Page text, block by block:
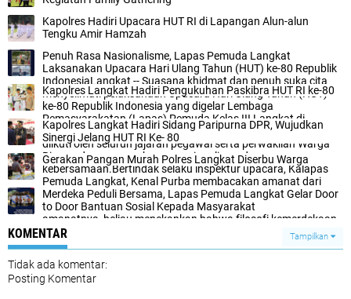
Kapolres Hadiri Upacara HUT RI di Lapangan Alun-alun
Tengku Amir Hamzah
Penuh Rasa Nasionalisme, Lapas Pemuda Langkat
Laksanakan Upacara Hari Ulang Tahun (HUT) ke-80 Republik
IndonesiaLangkat -- Suasana khidmat dan penuh suka cita
menyelimuti pelaksanaan Upacara Hari Ulang Tahun (HUT)
ke-80 Republik Indonesia yang digelar Lembaga
Pemasyarakatan (Lapas) Pemuda Kelas III Langkat di
Lapangan Gedung II, Minggu (17/08/2025). Upacara ini
diikuti oleh seluruh jajaran pegawai serta perwakilan Warga
Binaan dengan penuh rasa nasionalisme dan
kebersamaan.Bertindak selaku inspektur upacara, Kalapas
Pemuda Langkat, Kenal Purba membacakan amanat dari
Menteri Koordinator Bidang Hukum, Hak Asasi Manusia,
Imigrasi, dan Pemasyarakatan, Yusril Ihza Mahendra. Dalam
amanatnya, beliau menekankan bahwa filosofi kemerdekaan
bagi jajaran Kementerian terkait adalah memberikan
pelayanan terbaik tanpa diskriminasi, menjamin akses
pelayanan keimigrasian, serta memastikan sistem
pemasyarakatan yang manusiawi.Kemerdekaan,
Kapolres Langkat Hadiri Pengukuhan Paskibra HUT RI ke-80
Kapolres Langkat Hadiri Sidang Paripurna DPR, Wujudkan
Sinergi Jelang HUT RI Ke- 80
Gerakan Pangan Murah Polres Langkat Diserbu Warga
Merdeka Peduli Bersama, Lapas Pemuda Langkat Gelar Door
to Door Bantuan Sosial Kepada Masyarakat
KOMENTAR Tampilkan
Tidak ada komentar:
Posting Komentar